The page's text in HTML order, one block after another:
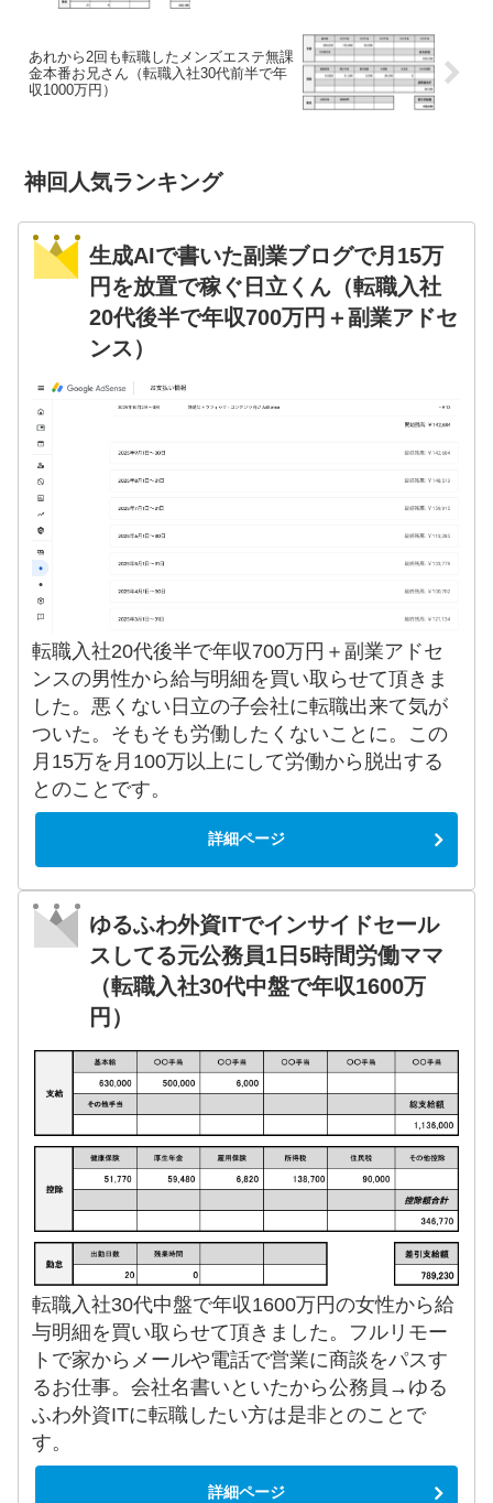
あれから2回も転職したメンズエステ無課
金本番お兄さん（転職入社30代前半で年
収1000万円）
神回人気ランキング
生成AIで書いた副業ブログで月15万
円を放置で稼ぐ日立くん（転職入社
20代後半で年収700万円＋副業アドセ
ンス）
転職入社20代後半で年収700万円＋副業アドセ
ンスの男性から給与明細を買い取らせて頂きま
した。悪くない日立の子会社に転職出来て気が
ついた。そもそも労働したくないことに。この
月15万を月100万以上にして労働から脱出する
とのことです。
詳細ページ
ゆるふわ外資ITでインサイドセール
スしてる元公務員1日5時間労働ママ
（転職入社30代中盤で年収1600万
円）
転職入社30代中盤で年収1600万円の女性から給
与明細を買い取らせて頂きました。フルリモー
トで家からメールや電話で営業に商談をパスす
るお仕事。会社名書いといたから公務員→ゆる
ふわ外資ITに転職したい方は是非とのことで
す。
詳細ページ